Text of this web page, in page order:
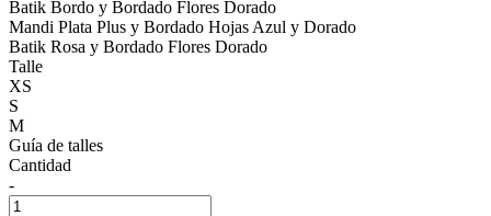
Batik Bordo y Bordado Flores Dorado
Mandi Plata Plus y Bordado Hojas Azul y Dorado
Batik Rosa y Bordado Flores Dorado
Talle
XS
S
M
Guía de talles
Cantidad
-